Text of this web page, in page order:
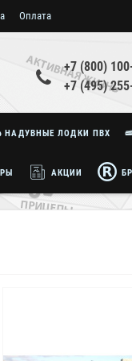
Оплата
+7 (800)
+7 (495)
НАДУВНЫЕ ЛОДКИ ПВХ
АКЦИИ